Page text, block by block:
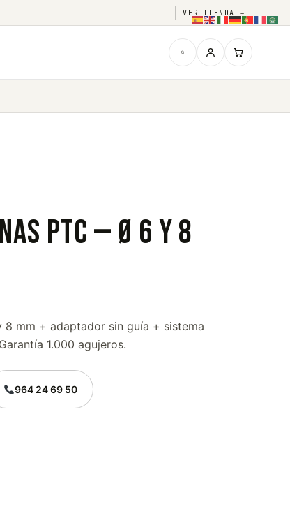
VER TIENDA →
PTC — Ø 6 y 8
8 mm + adaptador sin guía + sistema
1.000 agujeros.
964 24 69 50